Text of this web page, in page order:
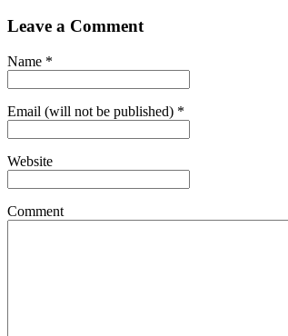
Leave a Comment
Name *
Email (will not be published) *
Website
Comment